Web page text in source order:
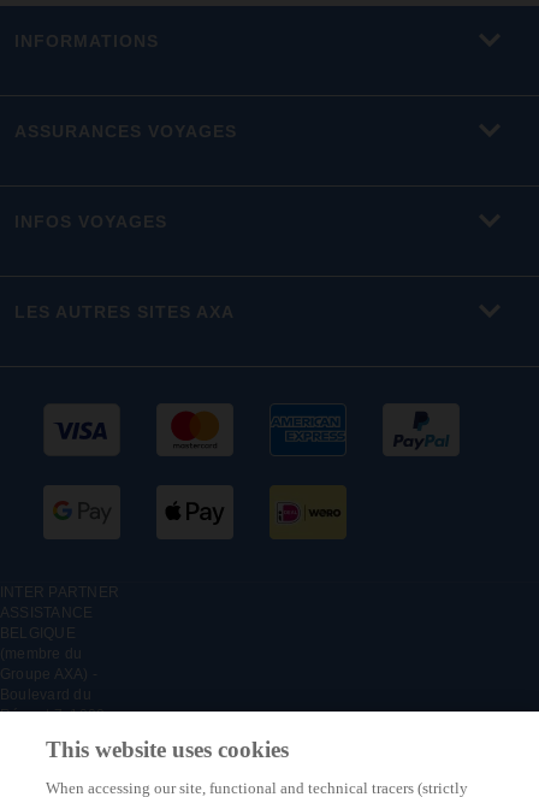
INFORMATIONS
ASSURANCES VOYAGES
INFOS VOYAGES
LES AUTRES SITES AXA
INTER PARTNER
ASSISTANCE
BELGIQUE
(membre du
Groupe AXA) -
Boulevard du
Régent 7, 1000
- Succursale belge
This website uses cookies
When accessing our site, functional and technical tracers (strictly